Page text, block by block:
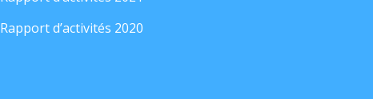
Rapport d’activités 2020